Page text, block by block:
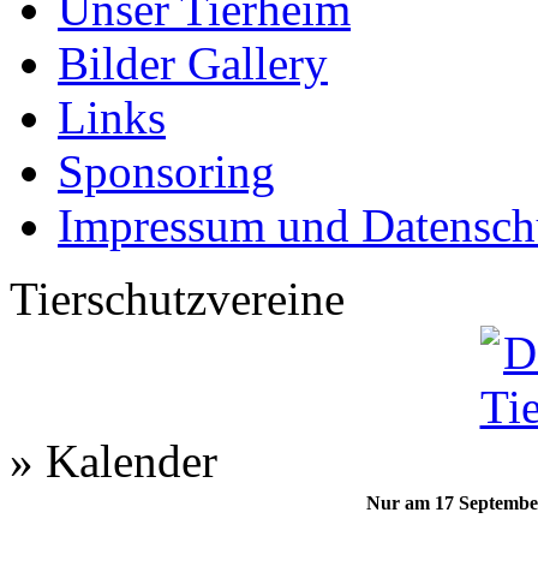
Bilder Gallery
Links
Sponsoring
Impressum und
Tierschutzvereine
» Kalender
Nur am 17